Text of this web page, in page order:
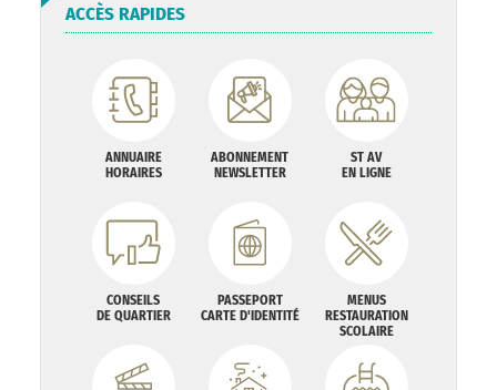
ACCÈS RAPIDES
ANNUAIRE
HORAIRES
ABONNEMENT
NEWSLETTER
ST AV
EN LIGNE
CONSEILS
DE QUARTIER
PASSEPORT
CARTE D'IDENTITÉ
MENUS
RESTAURATION
SCOLAIRE